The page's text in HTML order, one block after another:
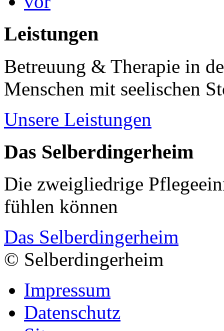
Leistungen
Betreuung & Therapie in
Menschen mit seelischen
Unsere Leistungen
Das Selberdingerheim
Die zweigliedrige
fühlen können
Das Selberdingerheim
© Selberdingerheim
Impressum
Datenschutz